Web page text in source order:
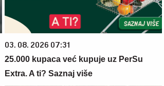
03. 08. 2026 07:31
25.000 kupaca već kupuje uz PerSu
Extra. A ti? Saznaj više